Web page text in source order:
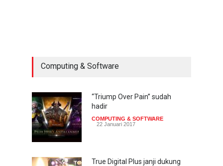
pandangan mata
TECH SPEC
gencar
Computing & Software
“Triump Over Pain” sudah
hadir
COMPUTING & SOFTWARE
22 Januari 2017
True Digital Plus janji dukung